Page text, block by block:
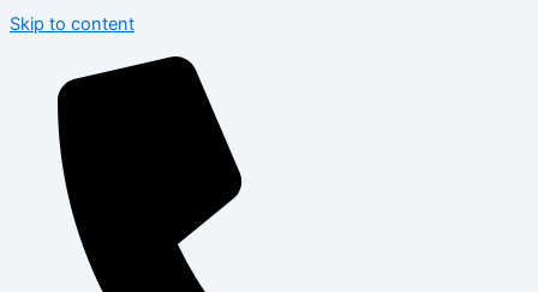
Skip to content